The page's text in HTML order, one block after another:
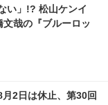
い」!? 松山ケンイ
哉の『ブルーロッ
2日は休止、第30回